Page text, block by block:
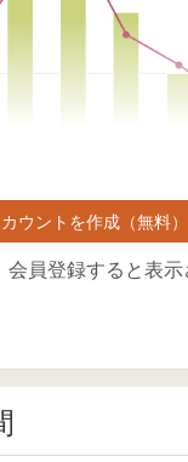
ウントを作成（無料）
会員登録すると表